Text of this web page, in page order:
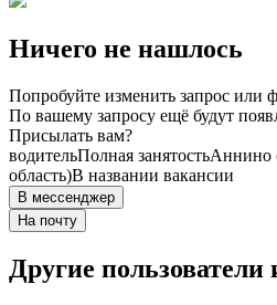
Ничего не нашлось
Попробуйте изменить запрос или
По вашему запросу ещё будут
Присылать вам?
водительПолная занятостьАннино
область)В названии вакансии
В мессенджер
На почту
Другие